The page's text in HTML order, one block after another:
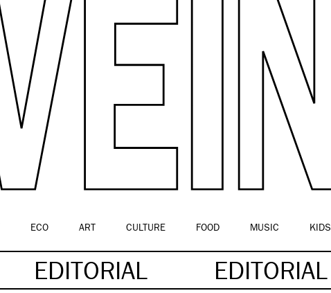
ECO ART CULTURE FOOD MUSIC KIDS
EDITORIAL EDITORIAL